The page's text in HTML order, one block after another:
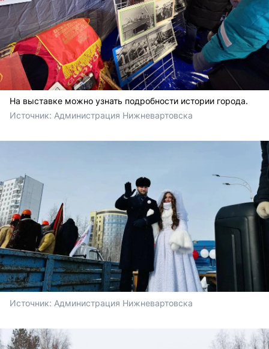
На выставке можно узнать подробности истории города.
Источник: Администрация Нижневартовска
Источник: Администрация Нижневартовска